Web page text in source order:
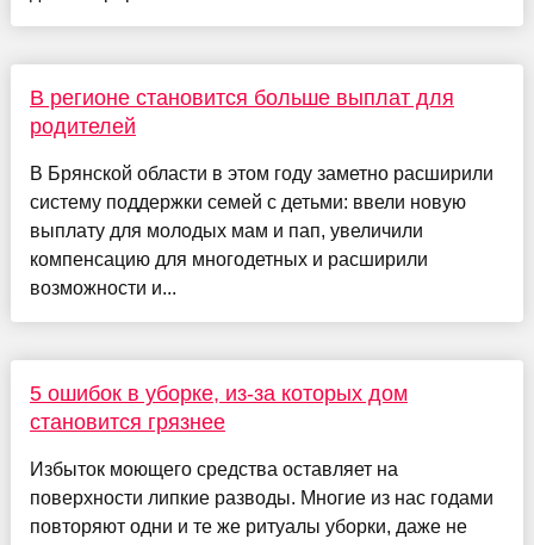
В регионе становится больше выплат для
родителей
В Брянской области в этом году заметно расширили
систему поддержки семей с детьми: ввели новую
выплату для молодых мам и пап, увеличили
компенсацию для многодетных и расширили
возможности и...
5 ошибок в уборке, из-за которых дом
становится грязнее
Избыток моющего средства оставляет на
поверхности липкие разводы. Многие из нас годами
повторяют одни и те же ритуалы уборки, даже не